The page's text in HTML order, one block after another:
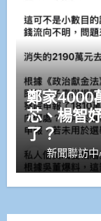
鄭家4000
芯、楊智
了？
新聞聯訪